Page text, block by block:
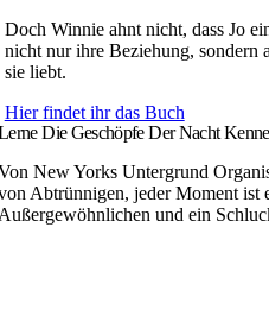
Doch Winnie ahnt nicht, dass Jo
nicht nur ihre Beziehung, sondern
sie liebt.
Hier findet ihr das Buch
Die Geschöpfe Der Nacht
New Yorks Untergrund
Abtrünnigen, jeder Moment ist
und ein